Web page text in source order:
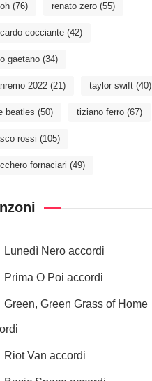
(76) renato zero (55)
cocciante (42)
gaetano (34)
2022 (21) taylor swift (40)
beatles (50) tiziano ferro (67)
rossi (105)
fornaciari (49)
Lunedì Nero accordi
Prima O Poi accordi
Green, Green Grass of Home
Riot Van accordi